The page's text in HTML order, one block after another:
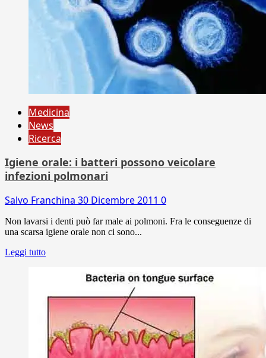
Medicina
News
Ricerca
Igiene orale: i batteri possono veicolare
infezioni polmonari
Salvo Franchina 30 Dicembre 2011 0
Non lavarsi i denti può far male ai polmoni. Fra le conseguenze di
una scarsa igiene orale non ci sono...
Leggi tutto